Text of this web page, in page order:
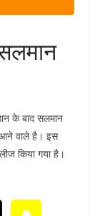
के बाद सलमान
आने वाले है। इस
किया गया है।